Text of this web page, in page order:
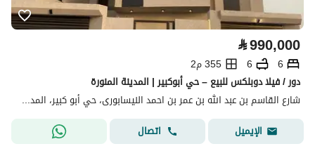
⃁990,000
6
6
355 م2
دور / فيلا دوبلكس للبيع – حي أبوكبير | المدينة المنورة
شارع القاسم بن عبد الله بن عمر بن احمد النيسابورى، حي أبو كبير، المدينة المنورة
الإيميل
اتصال